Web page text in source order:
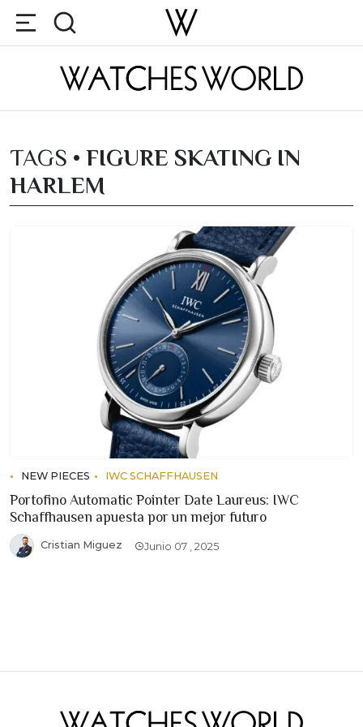
TAGS • FIGURE SKATING IN
HARLEM
NEW PIECES IWC SCHAFFHAUSEN
Portofino Automatic Pointer Date Laureus: IWC
Schaffhausen apuesta por un mejor futuro
Cristian Miguez Junio 07 , 2025